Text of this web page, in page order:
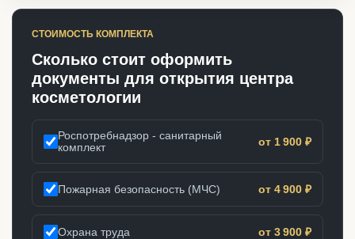
СТОИМОСТЬ КОМПЛЕКТА
Сколько стоит оформить
документы для открытия центра
косметологии
Роспотребнадзор - санитарный
комплект
от 1 900 ₽
Пожарная безопасность (МЧС) от 4 900 ₽
Охрана труда от 3 900 ₽